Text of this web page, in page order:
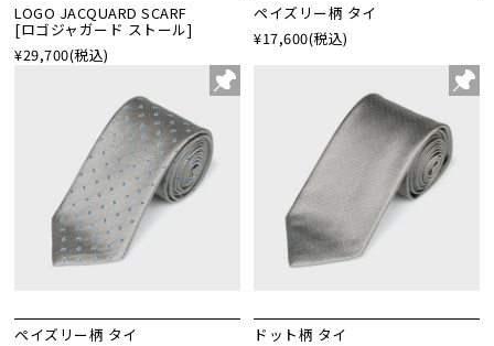
LOGO JACQUARD SCARF
[ロゴジャガード ストール]
¥29,700(税込)
ペイズリー柄 タイ
¥17,600(税込)
ペイズリー柄 タイ
ドット柄 タイ